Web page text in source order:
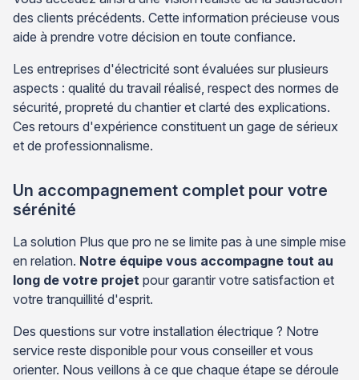
des clients précédents. Cette information précieuse vous
aide à prendre votre décision en toute confiance.
Les entreprises d'électricité sont évaluées sur plusieurs
aspects : qualité du travail réalisé, respect des normes de
sécurité, propreté du chantier et clarté des explications.
Ces retours d'expérience constituent un gage de sérieux
et de professionnalisme.
Un accompagnement complet pour votre
sérénité
La solution Plus que pro ne se limite pas à une simple mise
en relation. Notre équipe vous accompagne tout au
long de votre projet pour garantir votre satisfaction et
votre tranquillité d'esprit.
Des questions sur votre installation électrique ? Notre
service reste disponible pour vous conseiller et vous
orienter. Nous veillons à ce que chaque étape se déroule